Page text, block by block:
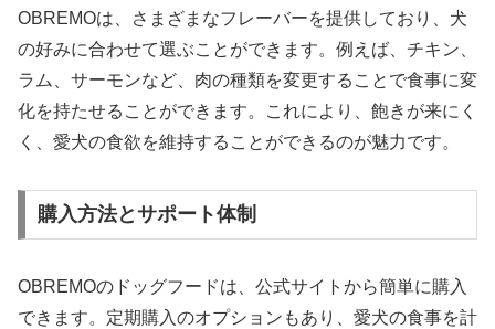
OBREMOは、さまざまなフレーバーを提供しており、犬
の好みに合わせて選ぶことができます。例えば、チキン、
ラム、サーモンなど、肉の種類を変更することで食事に変
化を持たせることができます。これにより、飽きが来にく
く、愛犬の食欲を維持することができるのが魅力です。
購入方法とサポート体制
OBREMOのドッグフードは、公式サイトから簡単に購入
できます。定期購入のオプションもあり、愛犬の食事を計